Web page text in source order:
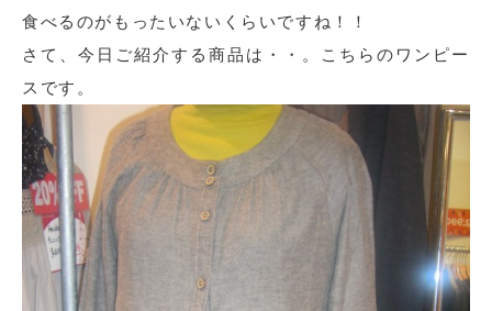
食べるのがもったいないくらいですね！！
さて、今日ご紹介する商品は・・。こちらのワンピー
スです。